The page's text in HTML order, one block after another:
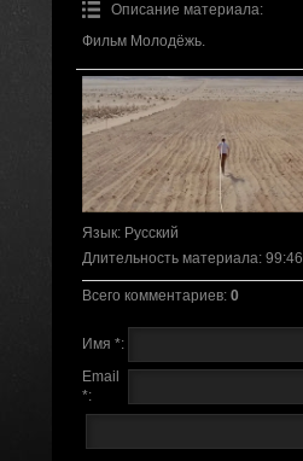
Описание материала:
Фильм Молодёжь.
Язык: Русский
Длительность материала: 99:46
Всего комментариев: 0
Имя *:
Email
*: